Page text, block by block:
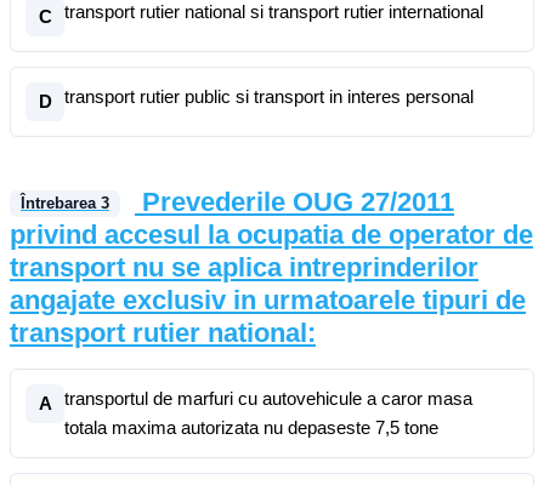
C transport rutier national si transport rutier international
D transport rutier public si transport in interes personal
Întrebarea 3
Prevederile OUG 27/2011
privind accesul la ocupatia de operator de
transport nu se aplica intreprinderilor
angajate exclusiv in urmatoarele tipuri de
transport rutier national:
A
transportul de marfuri cu autovehicule a caror masa
totala maxima autorizata nu depaseste 7,5 tone